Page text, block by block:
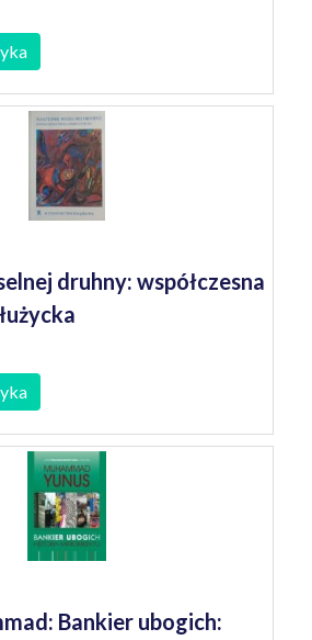
druhny: współczesna
Bankier ubogich: